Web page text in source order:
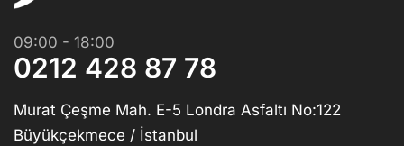
09:00 - 18:00
0212 428 87 78
Murat Çeşme Mah. E-5 Londra Asfaltı No:122
Büyükçekmece / İstanbul